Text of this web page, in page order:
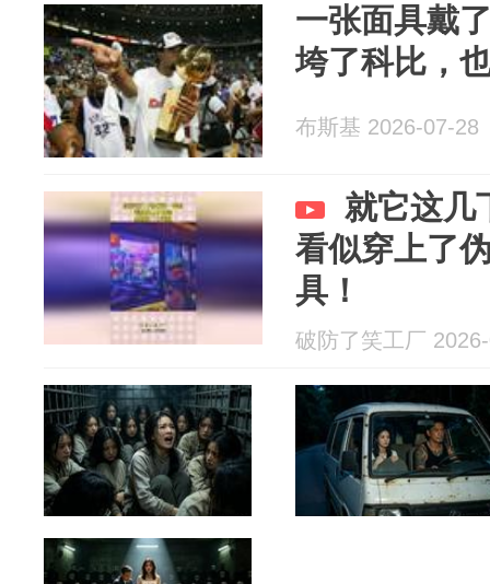
一张面具戴
垮了科比，
布斯基 2026-07-28
就它这几
看似穿上了
具！
破防了笑工厂